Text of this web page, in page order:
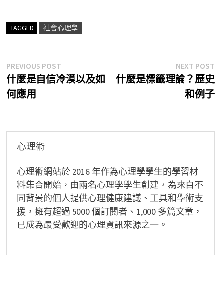
TAGGED 社會心理學
文
章
導
PREVIOUS POSTPrevious
post:
什麼是自信冷漠以及如
何應用
NEXT POST
什麼是標籤理論？歷史
和例子
心理術
心理術網站於 2016 年作為心理學學生的學習材
料集合開始，由兩名心理學學生創建，為來自不
同背景的個人提供心理健康建議、工具和學術支
援，擁有超過 5000 個訂閱者、1,000 多篇文章，
已成為最受歡迎的心理資訊來源之一。